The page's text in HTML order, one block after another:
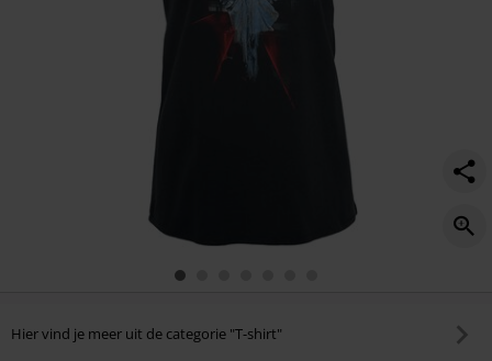
Hier vind je meer uit de categorie "T-shirt"